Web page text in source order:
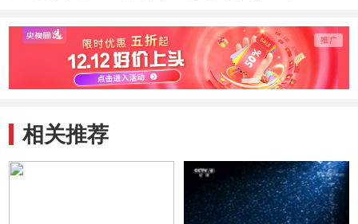
相关推荐